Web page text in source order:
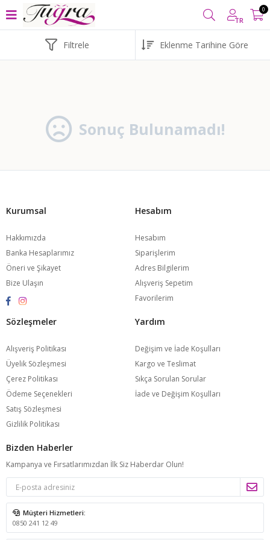
VE ÜZERİ ALIŞVERİŞLERİNİZDE YURT
TR
0
Filtrele
Sonuç Bulunamadı!
Kurumsal
Hakkımızda
Banka Hesaplarımız
Öneri ve Şikayet
Bize Ulaşın
Hesabım
Hesabım
Siparişlerim
Adres Bilgilerim
Alışveriş Sepetim
Favorilerim
Sözleşmeler
Alışveriş Politikası
Üyelik Sözleşmesi
Çerez Politikası
Ödeme Seçenekleri
Satış Sözleşmesi
Gizlilik Politikası
Yardım
Değişim ve İade Koşulları
Kargo ve Teslimat
Sıkça Sorulan Sorular
İade ve Değişim Koşulları
Bizden Haberler
Kampanya ve Fırsatlarımızdan İlk Siz Haberdar Olun!
Müşteri Hizmetleri:
0850 241 12 49